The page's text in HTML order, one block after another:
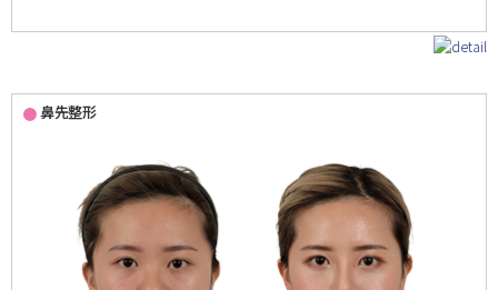
鼻先整形